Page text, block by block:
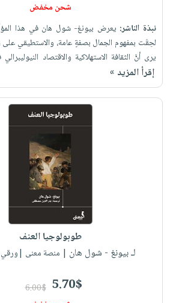
شحن مخفض
نبذة الناشر: يعرض بيونغ- شول هان في هذا
لحِقَت بمفهوم الجمال بصفةٍ عامة، والاستطيقي
يرى أنَّ الثقافة الاستهلاكية والاقتصاد
إقرأ المزيد »
طوبولوجيا العنف
لـ بيونغ - شول هان | منصة معنى |ورقي
5.70$
6.00$